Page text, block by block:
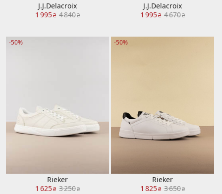
J.J.Delacroix
1 995₴ 4 840₴
J.J.Delacroix
1 995₴ 4 670₴
-50%
Rieker
1 625₴ 3 250₴
-50%
Rieker
1 825₴ 3 650₴